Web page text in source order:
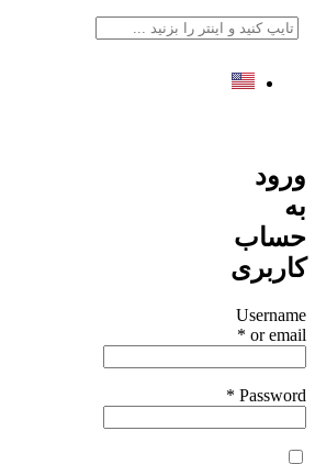
ورود
به
حساب
کاربری
Username
or email
*
Password
*